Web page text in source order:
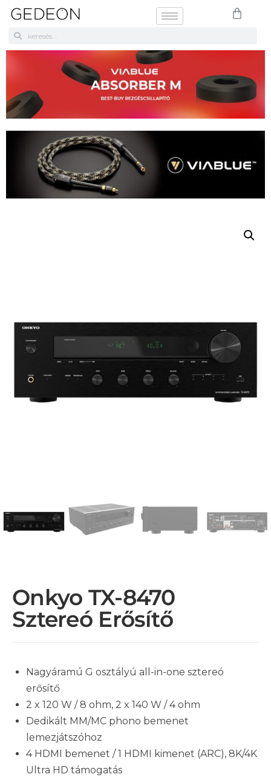
Onkyo TX-8470
Sztereó Erősítő
Nagyáramú G osztályú all-in-one sztereó
erősítő
2 x 120 W / 8 ohm, 2 x 140 W / 4 ohm
Dedikált MM/MC phono bemenet
lemezjátszóhoz
4 HDMI bemenet / 1 HDMI kimenet (ARC), 8K/4K
Ultra HD támogatás